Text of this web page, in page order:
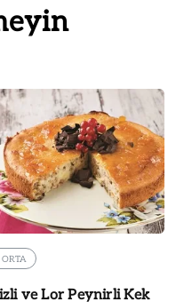
ORTA
ve Lor Peynirli Kek